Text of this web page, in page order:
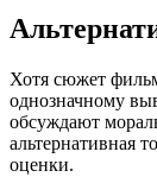
Хотя сюжет
однозначному
обсуждают
альтернативная
оценки.